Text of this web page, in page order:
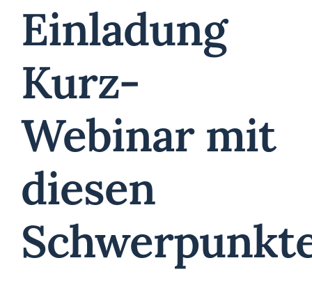
Einladung
Kurz-
Webinar mit
diesen